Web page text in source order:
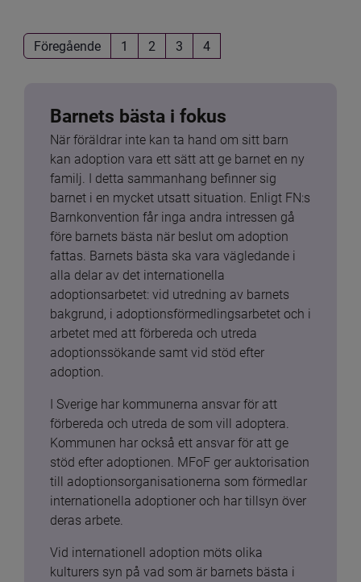
Föregående 1 2 3 4
Barnets bästa i fokus
När föräldrar inte kan ta hand om sitt barn
kan adoption vara ett sätt att ge barnet en ny
familj. I detta sammanhang befinner sig
barnet i en mycket utsatt situation. Enligt FN:s
Barnkonvention får inga andra intressen gå
före barnets bästa när beslut om adoption
fattas. Barnets bästa ska vara vägledande i
alla delar av det internationella
adoptionsarbetet: vid utredning av barnets
bakgrund, i adoptionsförmedlingsarbetet och i
arbetet med att förbereda och utreda
adoptionssökande samt vid stöd efter
adoption.
I Sverige har kommunerna ansvar för att
förbereda och utreda de som vill adoptera.
Kommunen har också ett ansvar för att ge
stöd efter adoptionen. MFoF ger auktorisation
till adoptionsorganisationerna som förmedlar
internationella adoptioner och har tillsyn över
deras arbete.
Vid internationell adoption möts olika
kulturers syn på vad som är barnets bästa i